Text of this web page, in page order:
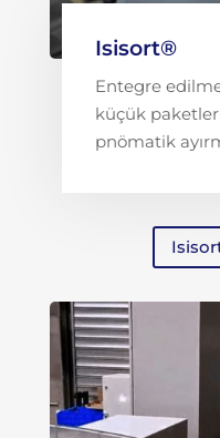
Isisort®
Entegre
küçük
pnömatik